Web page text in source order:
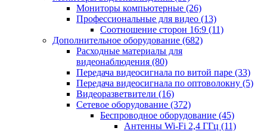
Мониторы компьютерные (26)
Профессиональные для видео (13)
Соотношение сторон 16:9 (11)
Дополнительное оборудование (682)
Расходные материалы для
видеонаблюдения (80)
Передача видеосигнала по витой паре (33)
Передача видеосигнала по оптоволокну (5)
Видеоразветвители (16)
Сетевое оборудование (372)
Беспроводное оборудование (45)
Антенны Wi-Fi 2,4 ГГц (11)